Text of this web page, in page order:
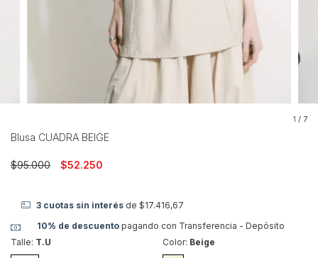
1 / 7
Blusa CUADRA BEIGE
$95.000 $52.250
3cuotas sin interésde $17.416,67
10% de descuentopagando con Transferencia - Depósito
Talle: T.U Color: Beige